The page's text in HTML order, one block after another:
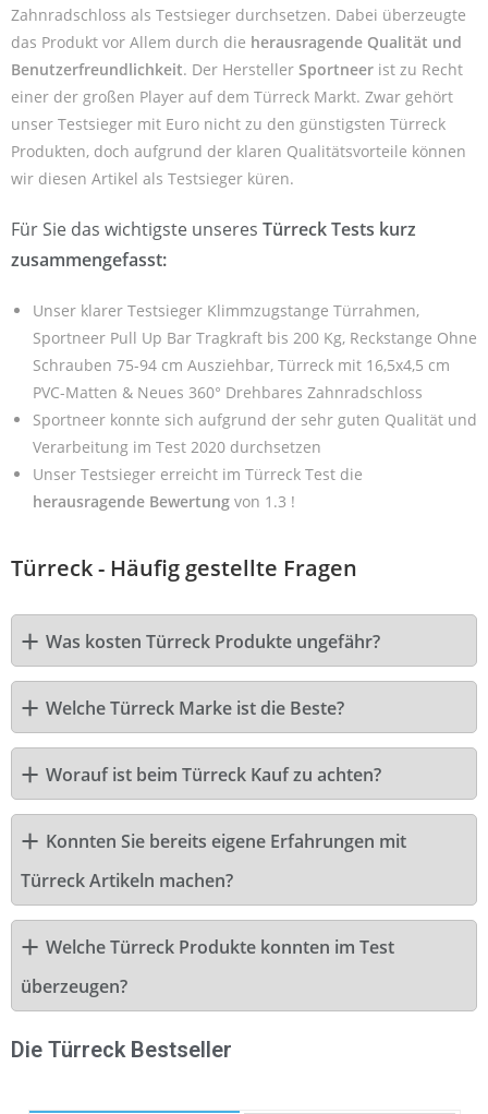
Zahnradschloss als Testsieger durchsetzen. Dabei überzeugte
das Produkt vor Allem durch die herausragende Qualität und
Benutzerfreundlichkeit. Der Hersteller Sportneer ist zu Recht
einer der großen Player auf dem Türreck Markt. Zwar gehört
unser Testsieger mit Euro nicht zu den günstigsten Türreck
Produkten, doch aufgrund der klaren Qualitätsvorteile können
wir diesen Artikel als Testsieger küren.
Für Sie das wichtigste unseres Türreck Tests kurz
zusammengefasst:
Unser klarer Testsieger Klimmzugstange Türrahmen,
Sportneer Pull Up Bar Tragkraft bis 200 Kg, Reckstange Ohne
Schrauben 75-94 cm Ausziehbar, Türreck mit 16,5x4,5 cm
PVC-Matten & Neues 360° Drehbares Zahnradschloss
Sportneer konnte sich aufgrund der sehr guten Qualität und
Verarbeitung im Test 2020 durchsetzen
Unser Testsieger erreicht im Türreck Test die
herausragende Bewertung von 1.3 !
Türreck - Häufig gestellte Fragen
Was kosten Türreck Produkte ungefähr?
Welche Türreck Marke ist die Beste?
Worauf ist beim Türreck Kauf zu achten?
Konnten Sie bereits eigene Erfahrungen mit
Türreck Artikeln machen?
Welche Türreck Produkte konnten im Test
überzeugen?
Die Türreck Bestseller